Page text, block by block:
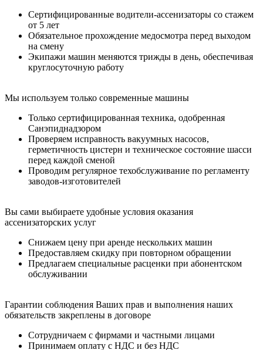
Сертифицированные водители-ассенизаторы со стажем
от 5 лет
Обязательное прохождение медосмотра перед выходом
на смену
Экипажи машин меняются трижды в день, обеспечивая
круглосуточную работу
Мы используем только современные машины
Только сертифицированная техника, одобренная
Санэпиднадзором
Проверяем исправность вакуумных насосов,
герметичность цистерн и техническое состояние шасси
перед каждой сменой
Проводим регулярное техобслуживание по регламенту
заводов-изготовителей
Вы сами выбираете удобные условия оказания
ассенизаторских услуг
Снижаем цену при аренде нескольких машин
Предоставляем скидку при повторном обращении
Предлагаем специальные расценки при абонентском
обслуживании
Гарантии соблюдения Ваших прав и выполнения наших
обязательств закреплены в договоре
Сотрудничаем с фирмами и частными лицами
Принимаем оплату с НДС и без НДС